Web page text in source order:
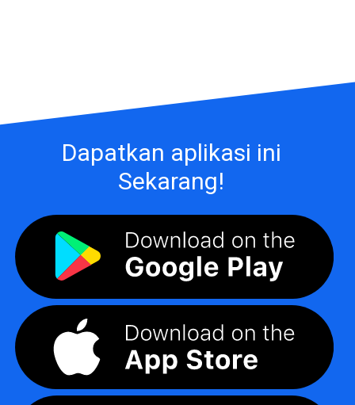
Dapatkan aplikasi ini
Sekarang!